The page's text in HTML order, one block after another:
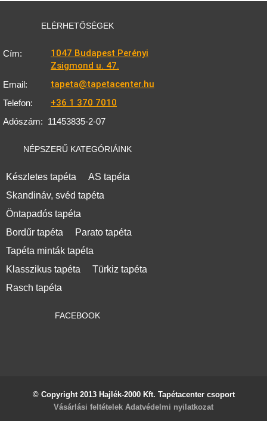
ELÉRHETŐSÉGEK
Cím:
1047 Budapest Perényi
Zsigmond u. 47.
Email: tapeta@tapetacenter.hu
Telefon: +36 1 370 7010
Adószám: 11453835-2-07
NÉPSZERŰ KATEGÓRIÁINK
Készletes tapéta
AS tapéta
Skandináv, svéd tapéta
Öntapadós tapéta
Bordűr tapéta
Parato tapéta
Tapéta minták tapéta
Klasszikus tapéta
Türkiz tapéta
Rasch tapéta
FACEBOOK
© Copyright 2013 Hajlék-2000 Kft. Tapétacenter csoport
Vásárlási feltételek Adatvédelmi nyilatkozat